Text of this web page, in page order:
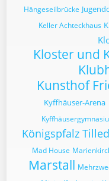
Hängeseilbrücke
Keller Achteckhaus
Kloster und
Kunsthof
Kyffhäuser-Arena
Königspfalz
Mad House
Marstall